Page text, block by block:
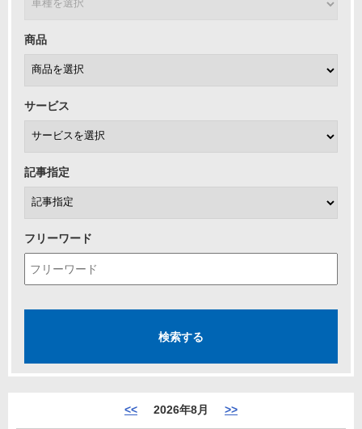
商品
サービス
記事指定
フリーワード
<< 2026年8月 >>